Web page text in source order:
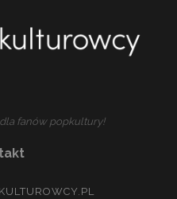
fanów popkultury!